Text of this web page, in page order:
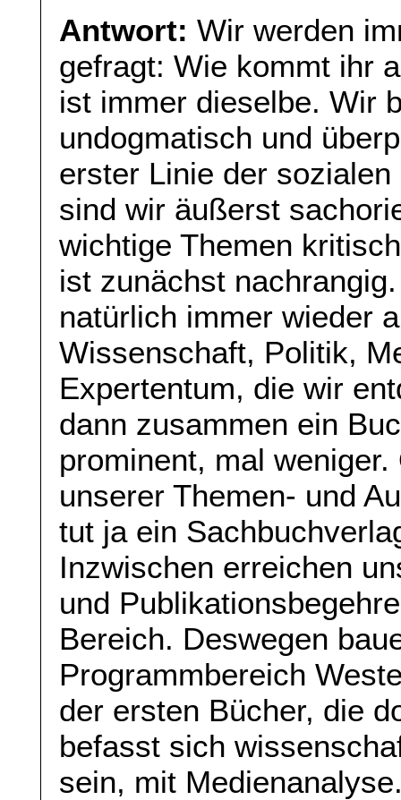
Antwort: Wir werden
gefragt: Wie kommt ihr
ist immer dieselbe. Wir
undogmatisch und
erster Linie der
sind wir äußerst
wichtige Themen
ist zunächst
natürlich immer wieder
Wissenschaft, Politik,
Expertentum, die wir
dann zusammen ein
prominent, mal
unserer Themen- und
tut ja ein
Inzwischen erreichen
und
Bereich. Deswegen
Programmbereich
der ersten Bücher, die
befasst sich
sein, mit